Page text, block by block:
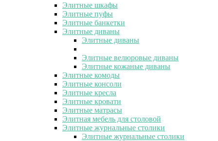
Элитные шкафы
Элитные пуфы
Элитные банкетки
Элитные диваны
Элитные диваны
Элитные велюровые диваны
Элитные кожаные диваны
Элитные комоды
Элитные консоли
Элитные кресла
Элитные кровати
Элитные матрасы
Элитная мебель для столовой
Элитные журнальные столики
Элитные журнальные столики